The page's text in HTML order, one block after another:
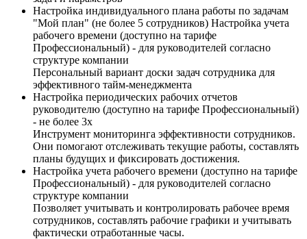
Настройка индивидуального плана работы по задачам
"Мой план" (не более 5 сотрудников) Настройка учета
рабочего времени (доступно на тарифе
Профессиональный) - для руководителей согласно
структуре компании
Персональный вариант доски задач сотрудника для
эффективного тайм-менеджмента
Настройка периодических рабочих отчетов
руководителю (доступно на тарифе Профессиональный)
- не более 3х
Инструмент мониторинга эффективности сотрудников.
Они помогают отслеживать текущие работы, составлять
планы будущих и фиксировать достижения.
Настройка учета рабочего времени (доступно на тарифе
Профессиональный) - для руководителей согласно
структуре компании
Позволяет учитывать и контролировать рабочее время
сотрудников, составлять рабочие графики и учитывать
фактически отработанные часы.